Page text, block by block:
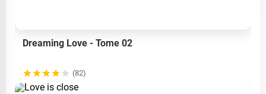
Dreaming Love - Tome 02
(82)